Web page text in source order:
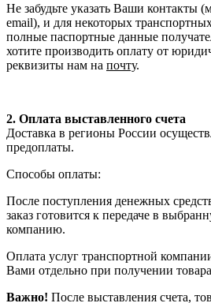
Не забудьте указать Ваши контакты
email), и для некоторых
полные паспортные данные
хотите производить оплату от
реквизиты нам на почту.
2. Оплата выставленного счета
Доставка в регионы России
предоплаты.
Способы оплаты:
После поступления денежных
заказ готовится к передаче в
компанию.
Оплата услуг транспортной
Вами отдельно при получении
Важно! После выставления счета,